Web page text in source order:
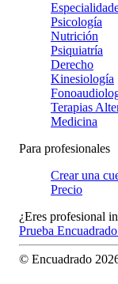
Psicología
Nutrición
Psiquiatría
Derecho
Kinesiología
Terapias
Medicina
Para profesionales
Crear una
Precio
¿Eres profesional
Prueba
© Encuadrado